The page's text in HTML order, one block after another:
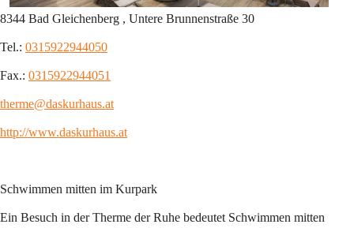
8344 Bad Gleichenberg , Untere Brunnenstraße 30
Tel.: 0315922944050
Fax.: 0315922944051
therme@daskurhaus.at
http://www.daskurhaus.at
Schwimmen mitten im Kurpark
Ein Besuch in der Therme der Ruhe bedeutet Schwimmen mitten